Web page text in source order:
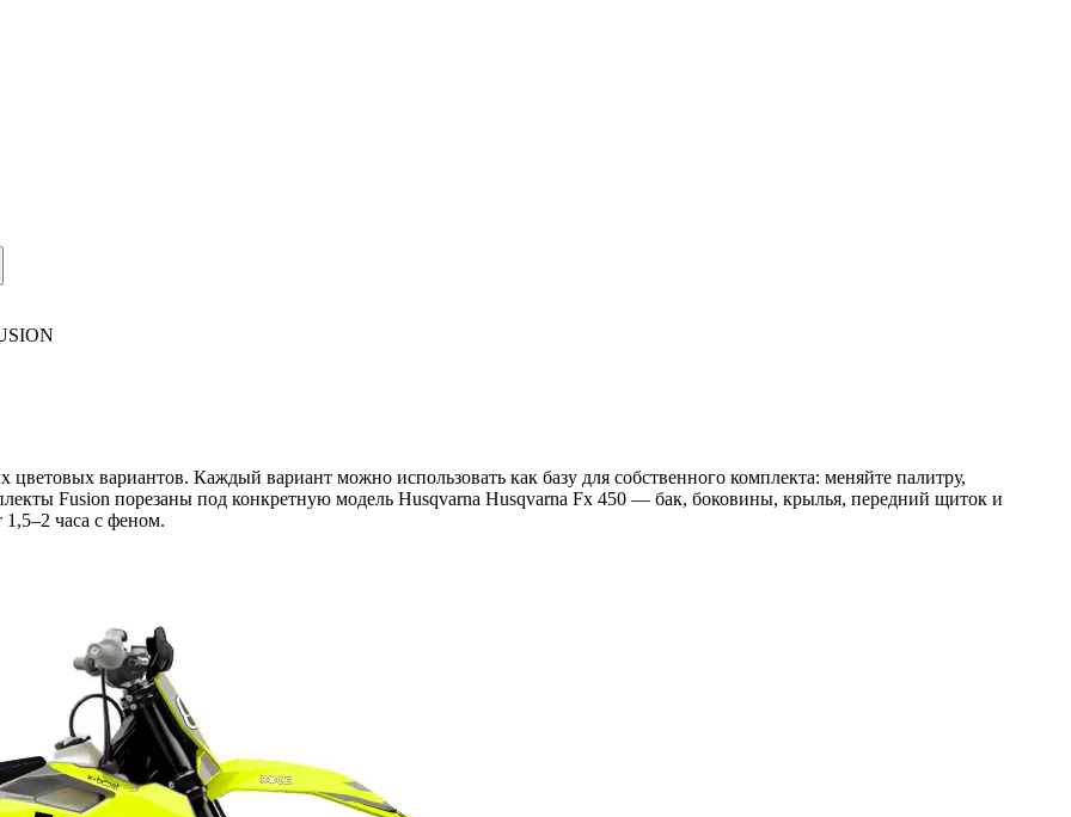
вариантов. Каждый вариант можно использовать как базу для собственного комплекта: меняйте палитру,
Fusion порезаны под конкретную модель Husqvarna Husqvarna Fx 450 — бак, боковины, крылья, передний щиток и
часа с феном.